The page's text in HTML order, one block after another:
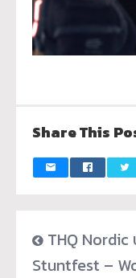
Share This
THQ Nordic
Stuntfest –